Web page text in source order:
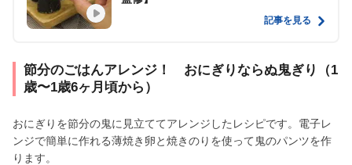
記事を見る
節分のごはんアレンジ！ おにぎりならぬ鬼ぎり（1
歳〜1歳6ヶ月頃から）
おにぎりを節分の鬼に見立ててアレンジしたレシピです。電子レ
ンジで簡単に作れる薄焼き卵と焼きのりを使って鬼のパンツを作
ります。